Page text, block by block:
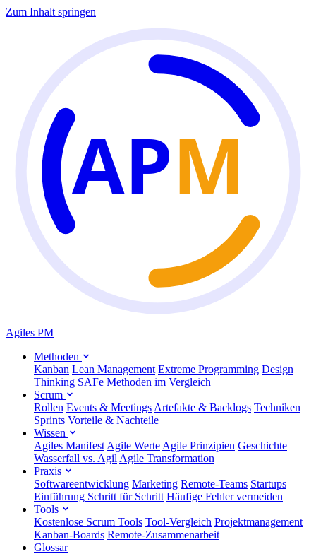
Zum Inhalt springen
APM
Agiles PM
Methoden
Kanban Lean Management Extreme Programming Design
Thinking SAFe Methoden im Vergleich
Scrum
Rollen Events & Meetings Artefakte & Backlogs Techniken
Sprints Vorteile & Nachteile
Wissen
Agiles Manifest Agile Werte Agile Prinzipien Geschichte
Wasserfall vs. Agil Agile Transformation
Praxis
Softwareentwicklung Marketing Remote-Teams Startups
Einführung Schritt für Schritt Häufige Fehler vermeiden
Tools
Kostenlose Scrum Tools Tool-Vergleich Projektmanagement
Kanban-Boards Remote-Zusammenarbeit
Glossar